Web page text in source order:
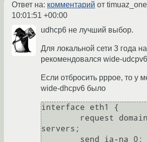
Ответ на: комментарий от timuaz_one
10:01:51 +00:00
udhcp6 не лучший выбор.
Для локальной сети 3 года
рекомендовался wide-
Если отбросить pppoe, то у
wide-dhcpv6 было
interface eth1 {
servers;